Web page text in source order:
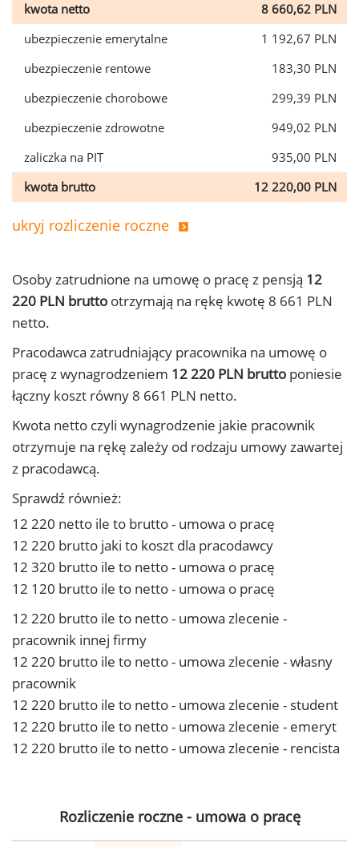
kwota netto
8 660,62 PLN
ubezpieczenie emerytalne
1 192,67 PLN
ubezpieczenie rentowe
183,30 PLN
ubezpieczenie chorobowe
299,39 PLN
ubezpieczenie zdrowotne
949,02 PLN
zaliczka na PIT
935,00 PLN
kwota brutto
12 220,00 PLN
ukryj rozliczenie roczne
Osoby zatrudnione na umowę o pracę z pensją 12
220 PLN brutto otrzymają na rękę kwotę 8 661 PLN
netto.
Pracodawca zatrudniający pracownika na umowę o
pracę z wynagrodzeniem 12 220 PLN brutto poniesie
łączny koszt równy 8 661 PLN netto.
Kwota netto czyli wynagrodzenie jakie pracownik
otrzymuje na rękę zależy od rodzaju umowy zawartej
z pracodawcą.
Sprawdź również:
12 220 netto ile to brutto - umowa o pracę
12 220 brutto jaki to koszt dla pracodawcy
12 320 brutto ile to netto - umowa o pracę
12 120 brutto ile to netto - umowa o pracę
12 220 brutto ile to netto - umowa zlecenie -
pracownik innej firmy
12 220 brutto ile to netto - umowa zlecenie - własny
pracownik
12 220 brutto ile to netto - umowa zlecenie - student
12 220 brutto ile to netto - umowa zlecenie - emeryt
12 220 brutto ile to netto - umowa zlecenie - rencista
Rozliczenie roczne - umowa o pracę